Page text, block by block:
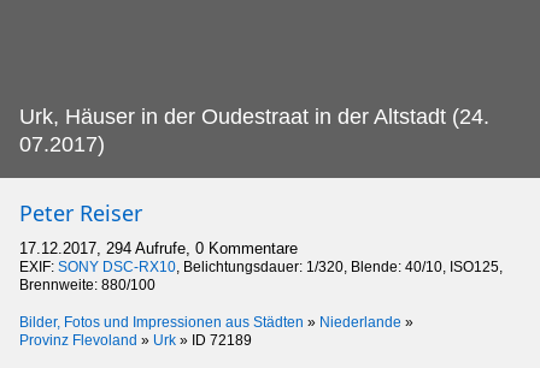
Urk, Häuser in der Oudestraat in der Altstadt (24.
07.2017)
Peter Reiser
17.12.2017, 294 Aufrufe, 0 Kommentare
EXIF: SONY DSC-RX10, Belichtungsdauer: 1/320, Blende: 40/10, ISO125,
Brennweite: 880/100
Bilder, Fotos und Impressionen aus Städten » Niederlande »
Provinz Flevoland » Urk » ID 72189